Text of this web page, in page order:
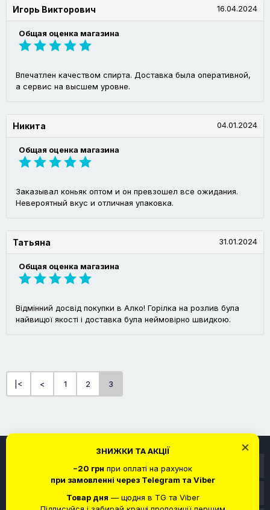
Игорь Викторович 16.04.2024
Общая оценка магазина
Впечатлен качеством спирта. Доставка была оперативной,
а сервис на высшем уровне.
Никита 04.01.2024
Общая оценка магазина
Заказывал коньяк оптом и он превзошел все ожидания.
Невероятный вкус и отличная упаковка.
Татьяна 31.01.2024
Общая оценка магазина
Відмінний досвід покупки в Алко! Горілка на розлив була
найвищої якості і доставка була неймовірно швидкою.
|< < 1 2 3
×
ЗНИЖКИ ТА АКЦІЇ
−20 грн при оплаті на рахунок
при замовленні через Telegram та Viber
Товар дня — щодня в TG та Viber
Служба поддержки